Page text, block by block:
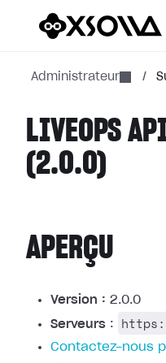
Administrateur /
LIVEOPS
(2.0.0)
APERÇU
Version : 2.0.0
Serveurs :
Contactez-nous